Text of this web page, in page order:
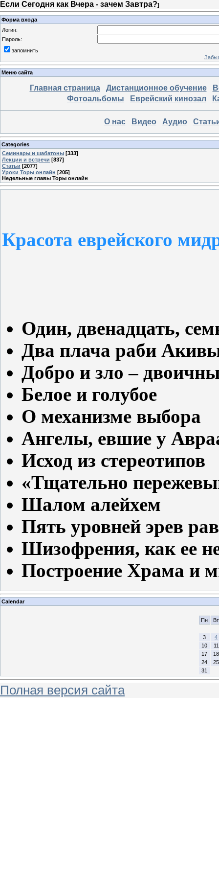
Если Сегодня как Вчера - зачем Завтра?]
Форма входа
Логин:
Пароль:
запомнить
Меню сайта
Главная страница Дистанционное обучение
Фотоальбомы
Еврейский кинозал
О нас Видео Аудио
Categories
Семинары и шабатоны [333]
Лекции и встречи [837]
Статьи [2077]
Уроки Торы онлайн [205]
Недельные главы Торы онлайн
Красота еврейского
Один, двенадцать,
Два плача раби
Добро и зло –
Белое и голубое
О механизме выбора
Ангелы, евшие у
Исход из стереотипов
«Тщательно
Шалом алейхем
Пять уровней эрев рав
Шизофрения, как ее
Построение Храма и
Calendar
Пн
Вт
3
4
10
11
17
18
24
25
31
Полная версия сайта